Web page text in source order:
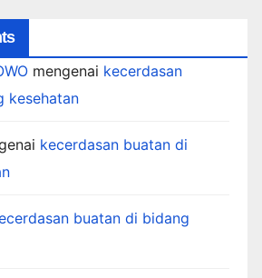
mengenai kecerdasan
kesehatan
kecerdasan buatan di
buatan di bidang